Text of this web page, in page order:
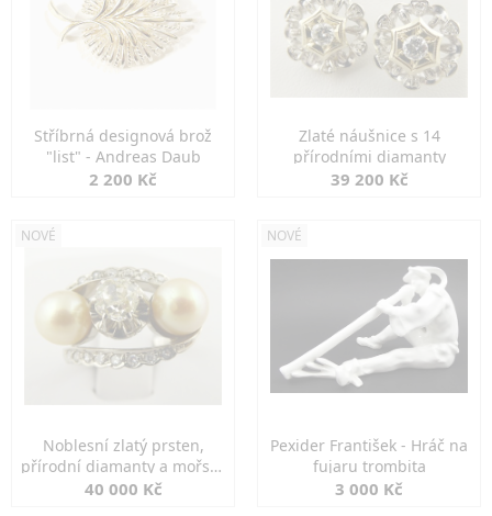
Stříbrná designová brož
"list" - Andreas Daub
2 200 Kč
Zlaté náušnice s 14
přírodními diamanty
39 200 Kč
NOVÉ
Noblesní zlatý prsten,
přírodní diamanty a mořské
perly
40 000 Kč
NOVÉ
Pexider František - Hráč na
fujaru trombita
3 000 Kč